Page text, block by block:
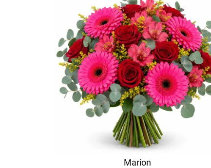
Marion